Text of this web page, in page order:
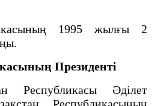
1995 жылғы 2
Президенті
Республикасы Әділет